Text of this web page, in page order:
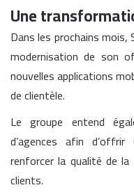
Une
Dans les prochains
modernisation de son
nouvelles applications
de clientèle.
Le groupe entend
d’agences afin
renforcer la qualité de
clients.